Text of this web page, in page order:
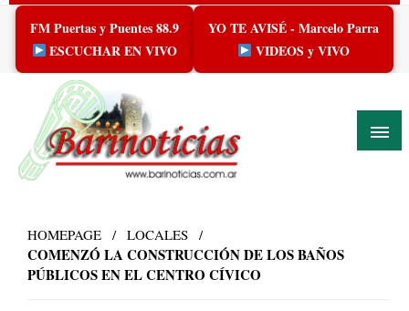
Skip
content
FM Puertas y Puentes 88.9
ESCUCHAR EN VIVO
YO TE AVISÉ - Marcelo Parra
VIDEOS y VIVO
HOMEPAGE LOCALES
COMENZÓ LA CONSTRUCCIÓN DE LOS BAÑOS
PÚBLICOS EN EL CENTRO CÍVICO